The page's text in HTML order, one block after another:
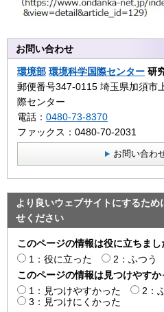
お問い合わせ
環境部 環境科学国際センター 研
郵便番号347-0115 埼玉県加須市
際センター
電話： 0480-73-8370
ファックス：0480-70-2031
お問い合わ
より良いウェブサイトにするた
せください
このページの情報は役に立ちまし
1：役に立った
2：ふつう
このページの情報は見つけやすか
1：見つけやすかった
2：
3：見つけにくかった